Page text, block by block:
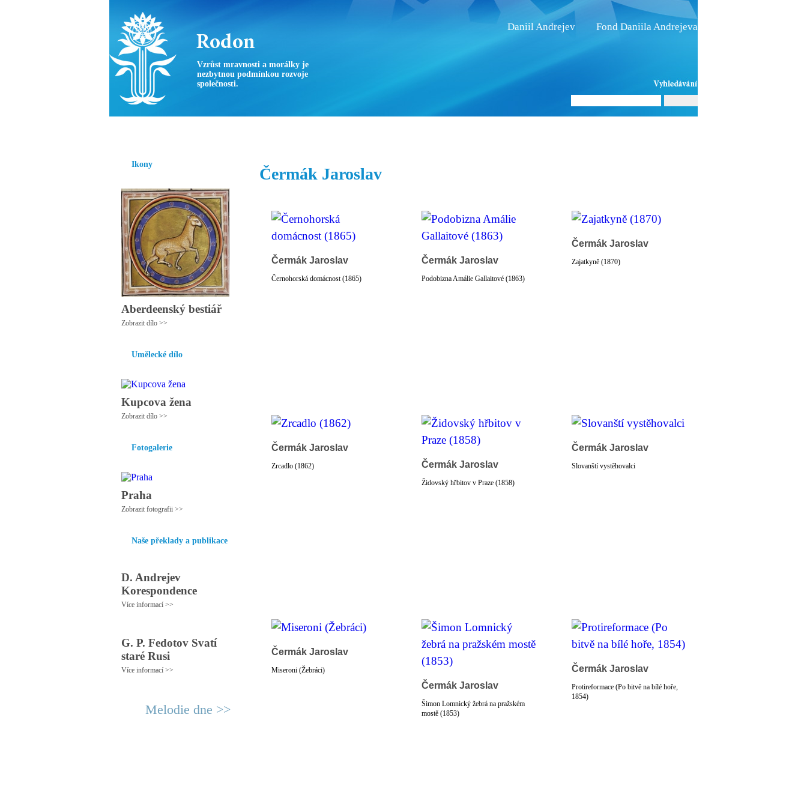
Vzrůst mravnosti a morálky je
nezbytnou podmínkou rozvoje
společnosti.
Daniil Andrejev Fond Daniila Andrejeva
Ikony
Aberdeenský bestiář
Zobrazit dílo >>
Umělecké dílo
Kupcova žena
Zobrazit dílo >>
Fotogalerie
Praha
Zobrazit fotografii >>
Naše překlady a publikace
D. Andrejev
Korespondence
Více informací >>
G. P. Fedotov Svatí
staré Rusi
Více informací >>
Melodie dne >>
Čermák Jaroslav
Čermák Jaroslav
Černohorská domácnost (1865)
Čermák Jaroslav
Podobizna Amálie Gallaitové (1863)
Čermák Jaroslav
Zajatkyně (1870)
Čermák Jaroslav
Zrcadlo (1862) Čermák Jaroslav
Židovský hřbitov v Praze (1858)
Čermák Jaroslav
Slovanští vystěhovalci
Čermák Jaroslav
Miseroni (Žebráci)
Čermák Jaroslav
Šimon Lomnický žebrá na pražském
mostě (1853)
Čermák Jaroslav
Protireformace (Po bitvě na bílé hoře,
1854)